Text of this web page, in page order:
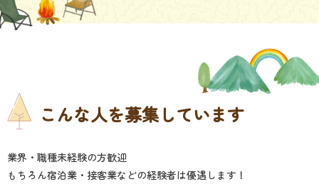
こんな人を募集しています
業界・職種未経験の方歓迎
もちろん宿泊業・接客業などの経験者は優遇します！